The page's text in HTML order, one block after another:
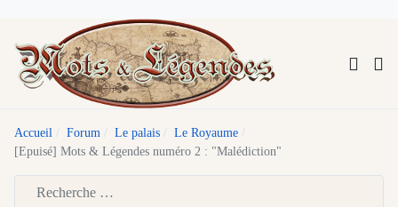
Accueil Forum Le palais
Le Royaume
[Epuisé] Mots & Légendes numéro 2 : "Malédiction"